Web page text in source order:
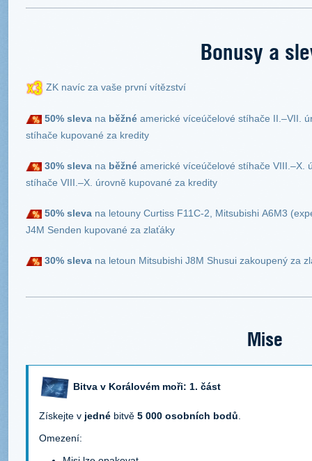
Bonusy a
ZK navíc za vaše první vítězství
50% sleva na běžné americké víceúčelové stíhače II.–VII.
stíhače kupované za kredity
30% sleva na běžné americké víceúčelové stíhače VIII.–X.
stíhače VIII.–X. úrovně kupované za kredity
50% sleva na letouny Curtiss F11C-2, Mitsubishi A6M3
J4M Senden kupované za zlaťáky
30% sleva na letoun Mitsubishi J8M Shusui zakoupený za
Mise
Bitva v Korálovém moři: 1. část
Získejte v jedné bitvě 5 000 osobních bodů
Omezení: